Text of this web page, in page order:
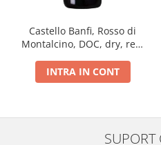
Castello Banfi, Rosso di
Montalcino, DOC, dry, red,
INTRA IN CONT
SUPORT